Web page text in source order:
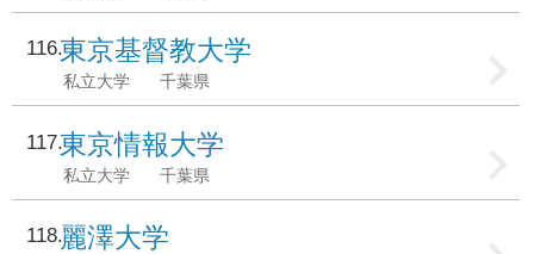
116東京基督教大学
私立大学 千葉県
117東京情報大学
私立大学 千葉県
118麗澤大学